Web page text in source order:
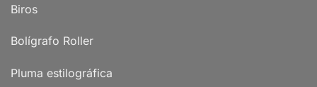
Biros
Bolígrafo Roller
Pluma estilográfica